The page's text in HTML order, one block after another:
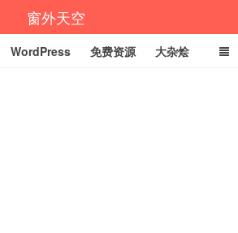
窗外天空
WordPress 免费资源 大杂烩